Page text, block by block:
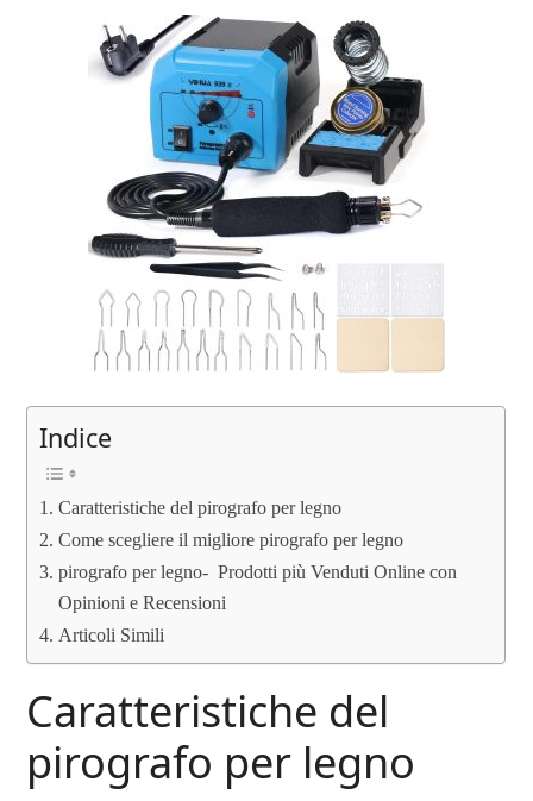
Indice
Caratteristiche del pirografo per legno
Come scegliere il migliore pirografo per legno
pirografo per legno- Prodotti più Venduti Online con
Opinioni e Recensioni
Articoli Simili
Caratteristiche del
pirografo per legno